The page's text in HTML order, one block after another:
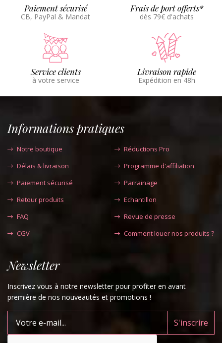
Paiement sécurisé
CB, PayPal & Mandat
Frais de port offerts*
dès 79€ d'achats
Service clients
à votre service
Livraison rapide
Expédition en 48h
Informations pratiques
Notre boutique
Délais & livraison
Paiement sécurisé
Retour produits
FAQ
CGV
Réductions Pro
Programme d'affiliation
Parrainage
Echantillon
Revue de presse
Comment louer nos produits ?
Newsletter
Inscrivez vous à notre newsletter pour profiter en avant
première de nos nouveautés et promotions !